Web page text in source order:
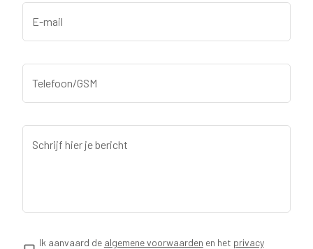
E-mail
Telefoon/GSM
Schrijf hier je bericht
Ik aanvaard de algemene voorwaarden en het privacy